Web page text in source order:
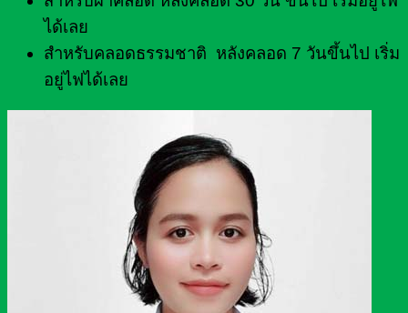
ได้เลย
สำหรับคลอดธรรมชาติ หลังคลอด 7 วันขึ้นไป เริ่ม
อยู่ไฟได้เลย